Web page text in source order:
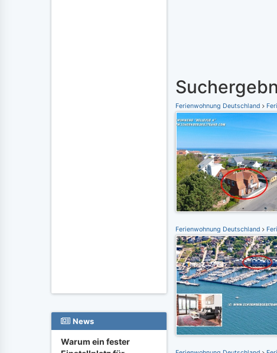
News
Warum ein fester
Ferienwohnung Deutschland
Ferienwohnung Deutschland